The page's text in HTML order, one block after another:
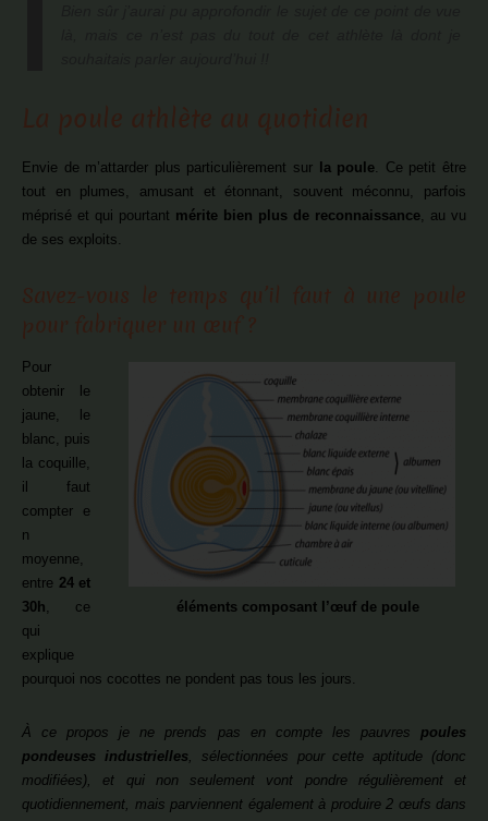
Envie de m’attarder plus particulièrement sur la poule . Ce petit être
tout en plumes, amusant et étonnant, souvent méconnu, parfois
méprisé et qui pourtant mérite bien plus de reconnaissance , au vu
de ses exploits.
éléments composant l’œuf de poule
Pour
obtenir le
jaune, le
blanc, puis
la coquille,
il faut
compter e
n
moyenne,
entre 24 et
30h, ce
qui
explique
pourquoi nos cocottes ne pondent pas tous les jours.
À ce propos je ne prends pas en compte les pauvres poules
pondeuses industrielles, sélectionnées pour cette aptitude (donc
modifiées), et qui non seulement vont pondre régulièrement et
quotidiennement, mais parviennent également à produire 2 œufs dans